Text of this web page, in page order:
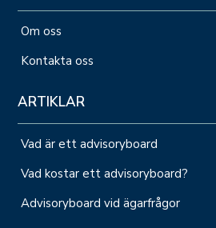
Om oss
Kontakta oss
ARTIKLAR
Vad är ett advisoryboard
Vad kostar ett advisoryboard?
Advisoryboard vid ägarfrågor